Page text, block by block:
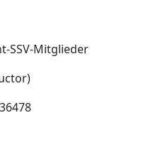
SSV-Mitglieder